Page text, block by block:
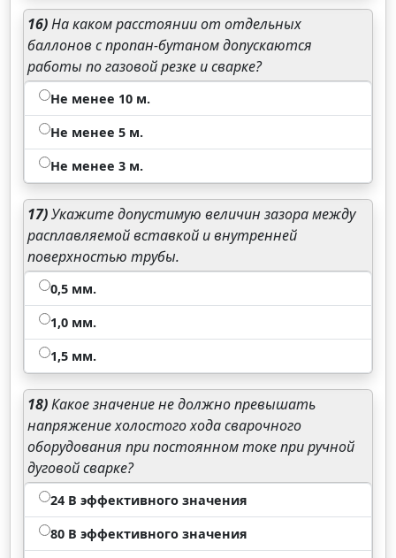
16)На каком расстоянии от отдельных
баллонов с пропан-бутаном допускаются
работы по газовой резке и сварке?
Не менее 10 м.
Не менее 5 м.
Не менее 3 м.
17)Укажите допустимую величин зазора между
расплавляемой вставкой и внутренней
поверхностью трубы.
0,5 мм.
1,0 мм.
1,5 мм.
18)Какое значение не должно превышать
напряжение холостого хода сварочного
оборудования при постоянном токе при ручной
дуговой сварке?
24 В эффективного значения
80 В эффективного значения